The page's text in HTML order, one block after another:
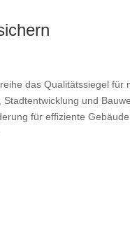
das Qualitätssiegel
und
für effiziente